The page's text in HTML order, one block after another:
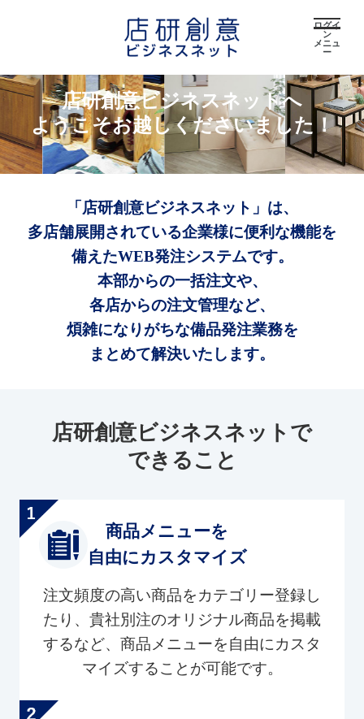
ログイ
ン
メニュ
ー
店研創意ビジネスネットへ
ようこそお越しくださいました！
「店研創意ビジネスネット」は、
多店舗展開されている企業様に便利な機能を
備えたWEB発注システムです。
本部からの一括注文や、
各店からの注文管理など、
煩雑になりがちな備品発注業務を
まとめて解決いたします。
店研創意ビジネスネットで
できること
商品メニューを
自由にカスタマイズ
注文頻度の高い商品をカテゴリー登録し
たり、貴社別注のオリジナル商品を掲載
するなど、商品メニューを自由にカスタ
マイズすることが可能です。